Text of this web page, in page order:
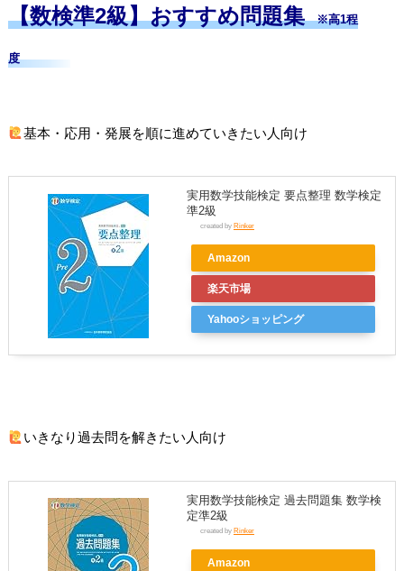
【数検準2級】おすすめ問題集※高1程
度
基本・応用・発展を順に進めていきたい人向け
実用数学技能検定 要点整理 数学検定
準2級
created by Rinker
Amazon
楽天市場
Yahooショッピング
いきなり過去問を解きたい人向け
実用数学技能検定 過去問題集 数学検
定準2級
created by Rinker
Amazon